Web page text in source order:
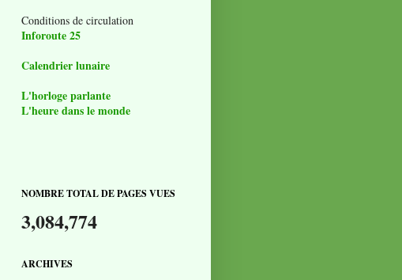
Conditions de circulation
Inforoute 25
Calendrier lunaire
L'horloge parlante
L'heure dans le monde
NOMBRE TOTAL DE PAGES VUES
3,084,774
ARCHIVES